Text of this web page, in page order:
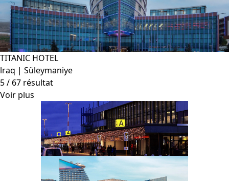
TITANIC HOTEL
lraq | Süleymaniye
5/ 67 résultat
Voir plus